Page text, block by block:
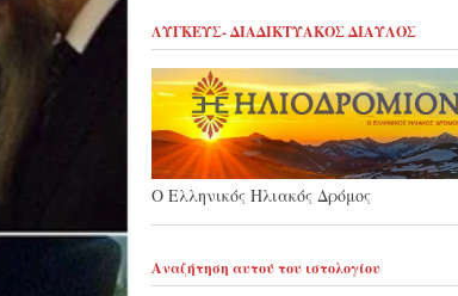
ΛΥΓΚΕΥΣ- ΔΙΑΔΙΚΤΥΑΚΟΣ ΔΙΑΥΛΟΣ
Ο Ελληνικός Ηλιακός Δρόμος
Αναζήτηση αυτού του ιστολογίου